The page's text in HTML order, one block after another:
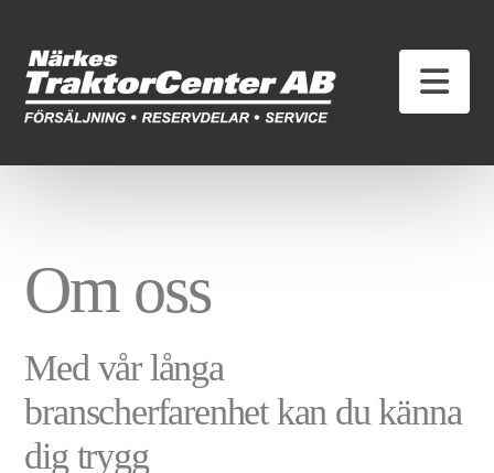
Om oss
Med vår långa
branscherfarenhet kan du känna
dig trygg